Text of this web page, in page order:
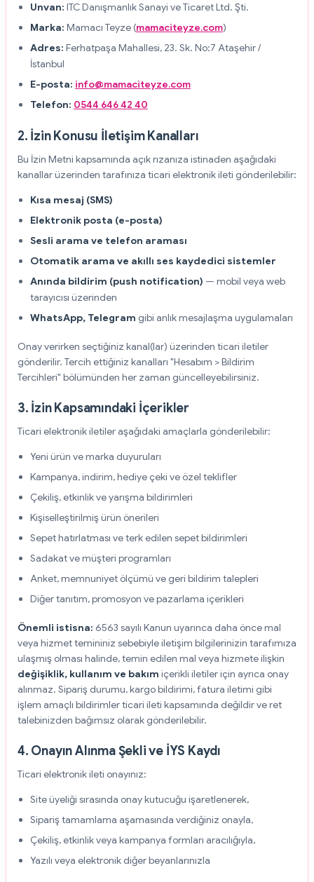
Unvan: ITC Danışmanlık Sanayi ve Ticaret Ltd. Şti.
Marka: Mamacı Teyze (mamaciteyze.com)
Adres: Ferhatpaşa Mahallesi, 23. Sk. No:7 Ataşehir /
İstanbul
E-posta: info@mamaciteyze.com
Telefon: 0544 646 42 40
2. İzin Konusu İletişim Kanalları
Bu İzin Metni kapsamında açık rızanıza istinaden aşağıdaki
kanallar üzerinden tarafınıza ticari elektronik ileti gönderilebilir:
Kısa mesaj (SMS)
Elektronik posta (e-posta)
Sesli arama ve telefon araması
Otomatik arama ve akıllı ses kaydedici sistemler
Anında bildirim (push notification) — mobil veya web
tarayıcısı üzerinden
WhatsApp, Telegram gibi anlık mesajlaşma uygulamaları
Onay verirken seçtiğiniz kanal(lar) üzerinden ticari iletiler
gönderilir. Tercih ettiğiniz kanalları "Hesabım > Bildirim
Tercihleri" bölümünden her zaman güncelleyebilirsiniz.
3. İzin Kapsamındaki İçerikler
Ticari elektronik iletiler aşağıdaki amaçlarla gönderilebilir:
Yeni ürün ve marka duyuruları
Kampanya, indirim, hediye çeki ve özel teklifler
Çekiliş, etkinlik ve yarışma bildirimleri
Kişiselleştirilmiş ürün önerileri
Sepet hatırlatması ve terk edilen sepet bildirimleri
Sadakat ve müşteri programları
Anket, memnuniyet ölçümü ve geri bildirim talepleri
Diğer tanıtım, promosyon ve pazarlama içerikleri
Önemli istisna: 6563 sayılı Kanun uyarınca daha önce mal
veya hizmet temininiz sebebiyle iletişim bilgilerinizin tarafımıza
ulaşmış olması halinde, temin edilen mal veya hizmete ilişkin
değişiklik, kullanım ve bakım içerikli iletiler için ayrıca onay
alınmaz. Sipariş durumu, kargo bildirimi, fatura iletimi gibi
işlem amaçlı bildirimler ticari ileti kapsamında değildir ve ret
talebinizden bağımsız olarak gönderilebilir.
4. Onayın Alınma Şekli ve İYS Kaydı
Ticari elektronik ileti onayınız:
Site üyeliği sırasında onay kutucuğu işaretlenerek,
Sipariş tamamlama aşamasında verdiğiniz onayla,
Çekiliş, etkinlik veya kampanya formları aracılığıyla,
Yazılı veya elektronik diğer beyanlarınızla